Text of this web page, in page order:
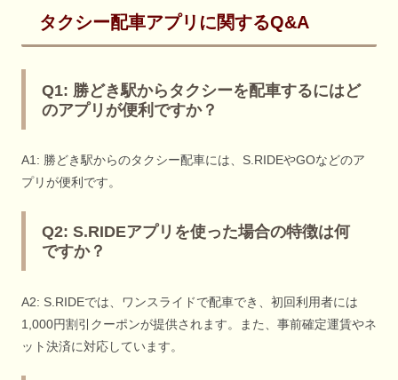
タクシー配車アプリに関するQ&A
Q1: 勝どき駅からタクシーを配車するにはど
のアプリが便利ですか？
A1: 勝どき駅からのタクシー配車には、S.RIDEやGOなどのア
プリが便利です。
Q2: S.RIDEアプリを使った場合の特徴は何
ですか？
A2: S.RIDEでは、ワンスライドで配車でき、初回利用者には
1,000円割引クーポンが提供されます。また、事前確定運賃やネ
ット決済に対応しています。